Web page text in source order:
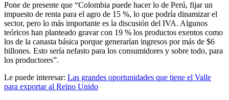
Pone de presente que “Colombia puede hacer lo de Perú, fijar un
impuesto de renta para el agro de 15 %, lo que podría dinamizar el
sector, pero lo más importante es la discusión del IVA. Algunos
teóricos han planteado gravar con 19 % los productos exentos como
los de la canasta básica porque generarían ingresos por más de $6
billones. Esto sería nefasto para los consumidores y sobre todo, para
los productores”.
Le puede interesar: Las grandes oportunidades que tiene el Valle
para exportar al Reino Unido